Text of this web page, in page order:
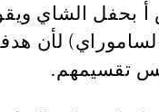
بحفل الشاي
لأن
تقسيمهم.